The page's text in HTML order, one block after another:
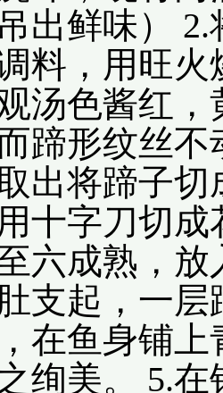
出鲜味）
料，用旺
汤色酱红
蹄形纹丝
出将蹄子
十字刀切
六成熟，
支起，一
在鱼身铺
绚美。 5.